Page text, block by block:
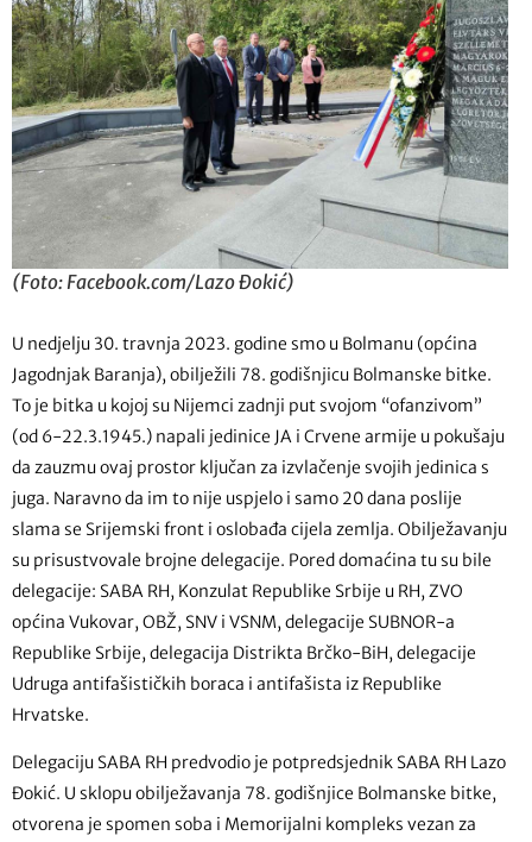
(Foto: Facebook.com/Lazo Đokić)
U nedjelju 30. travnja 2023. godine smo u Bolmanu (općina
Jagodnjak Baranja), obilježili 78. godišnjicu Bolmanske bitke.
To je bitka u kojoj su Nijemci zadnji put svojom “ofanzivom”
(od 6-22.3.1945.) napali jedinice JA i Crvene armije u pokušaju
da zauzmu ovaj prostor ključan za izvlačenje svojih jedinica s
juga. Naravno da im to nije uspjelo i samo 20 dana poslije
slama se Srijemski front i oslobađa cijela zemlja. Obilježavanju
su prisustvovale brojne delegacije. Pored domaćina tu su bile
delegacije: SABA RH, Konzulat Republike Srbije u RH, ZVO
općina Vukovar, OBŽ, SNV i VSNM, delegacije SUBNOR-a
Republike Srbije, delegacija Distrikta Brčko-BiH, delegacije
Udruga antifašističkih boraca i antifašista iz Republike
Hrvatske.
Delegaciju SABA RH predvodio je potpredsjednik SABA RH Lazo
Đokić. U sklopu obilježavanja 78. godišnjice Bolmanske bitke,
otvorena je spomen soba i Memorijalni kompleks vezan za